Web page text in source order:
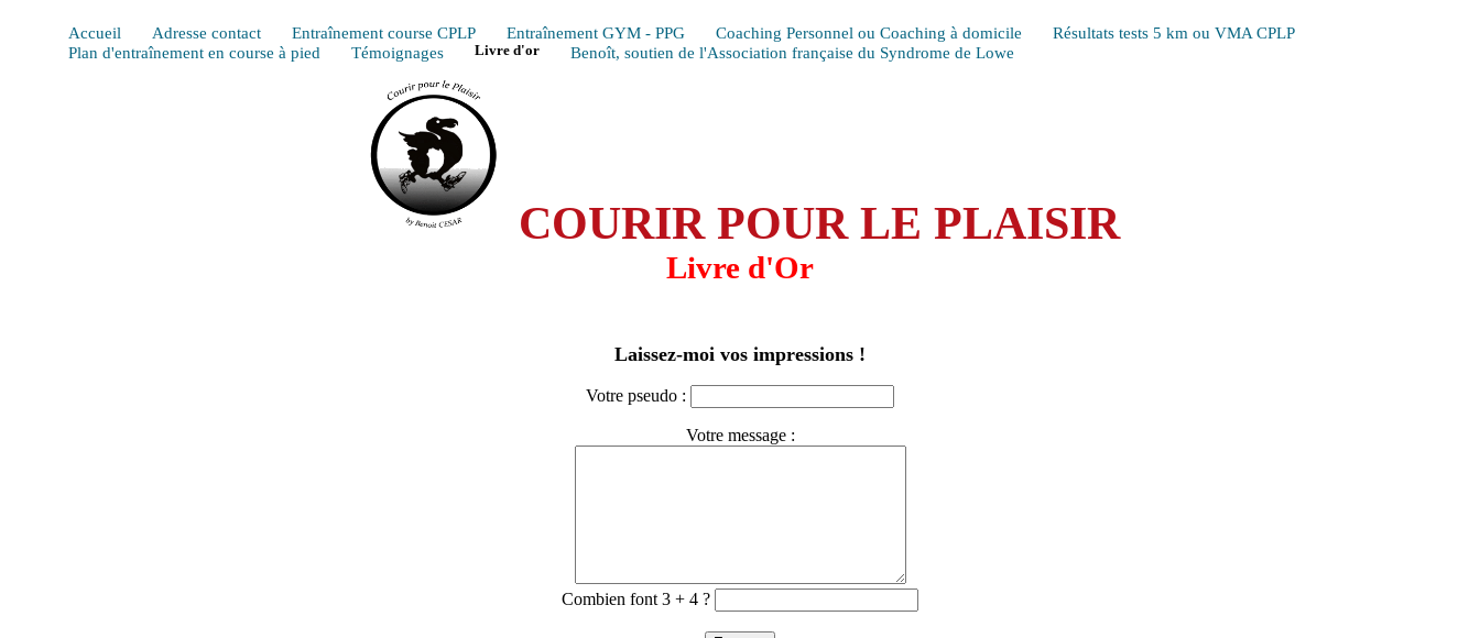
Accueil Adresse contact Entraînement course CPLP Entraînement GYM - PPG Coaching Personnel ou Coaching à domicile
Résultats tests 5 km ou VMA CPLP
Plan d'entraînement en course à pied
Témoignages Livre d'or Benoît, soutien de l'Association française du Syndrome de Lowe
COURIR POUR LE PLAISIR
Livre d'Or
Laissez-moi vos impressions !
Votre pseudo :
Votre message :
Combien font 3 + 4 ?